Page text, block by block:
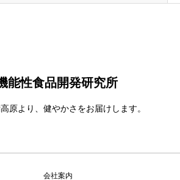
能性食品開発研究所
原より、健やかさをお届けします。
会社案内